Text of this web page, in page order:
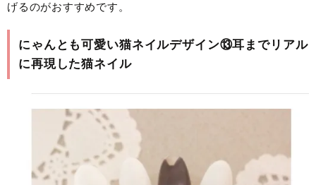
げるのがおすすめです。
にゃんとも可愛い猫ネイルデザイン⑬耳までリアル
に再現した猫ネイル